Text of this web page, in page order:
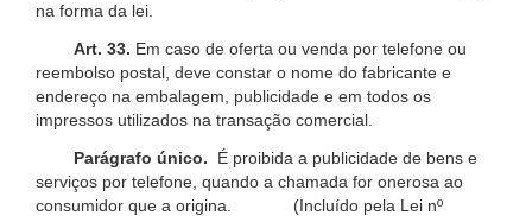
na forma da lei.
Art. 33. Em caso de oferta ou venda por telefone ou
reembolso postal, deve constar o nome do fabricante e
endereço na embalagem, publicidade e em todos os
impressos utilizados na transação comercial.
Parágrafo único.
É proibida a publicidade de bens e
serviços por telefone, quando a chamada for onerosa ao
consumidor que a origina. (Incluído pela Lei nº